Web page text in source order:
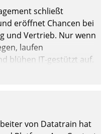
schließt
eröffnet Chancen bei
und Vertrieb. Nur wenn
laufen
blühen IT-gestützt auf.
von Datatrain hat